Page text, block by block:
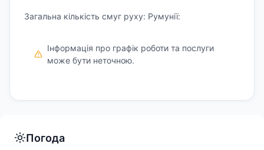
Загальна кількість смуг руху: Румунії:
Інформація про графік роботи та послуги
може бути неточною.
Погода